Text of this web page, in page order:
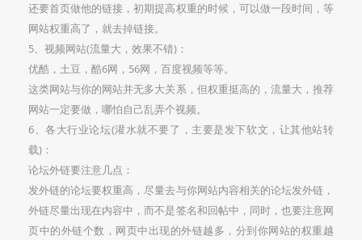
还要首页做他的链接，初期提高权重的时候，可以做一段时间，等
网站权重高了，就去掉链接。
5、视频网站(流量大，效果不错)：
优酷，土豆，酷6网，56网，百度视频等等。
这类网站与你的网站并无多大关系，但权重挺高的，流量大，推荐
网站一定要做，哪怕自己乱弄个视频。
6、各大行业论坛(灌水就不要了，主要是发下软文，让其他站转
载)：
论坛外链要注意几点：
发外链的论坛要权重高，尽量去与你网站内容相关的论坛发外链，
外链尽量出现在内容中，而不是签名和回帖中，同时，也要注意网
页中的外链个数，网页中出现的外链越多，分到你网站的权重越